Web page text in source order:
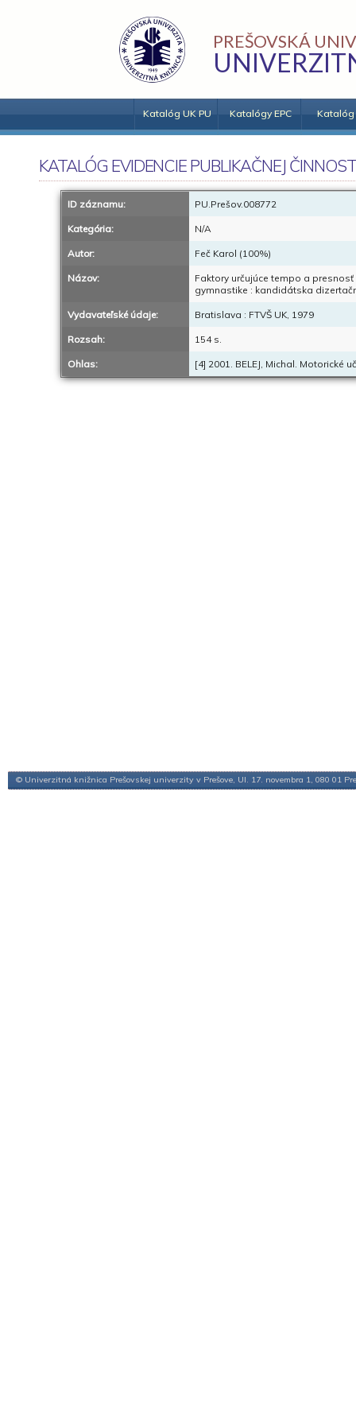
PREŠOVSKÁ
Katalóg UK PU Katalógy EPC Katalóg
KATALÓG EVIDENCIE PUBLIKAČNEJ
ID záznamu: PU.Prešov.008772
Kategória: N/A
Autor: Feč Karol (100%)
Názov:
Faktory určujúce tempo a
gymnastike : kandidátska
Vydavateľské údaje: Bratislava : FTVŠ UK, 1979
Rozsah: 154 s.
Ohlas: [4] 2001. BELEJ, Michal. Motorické
© Univerzitná knižnica Prešovskej univerzity v Prešove, Ul. 17. novembra 1, 080 01